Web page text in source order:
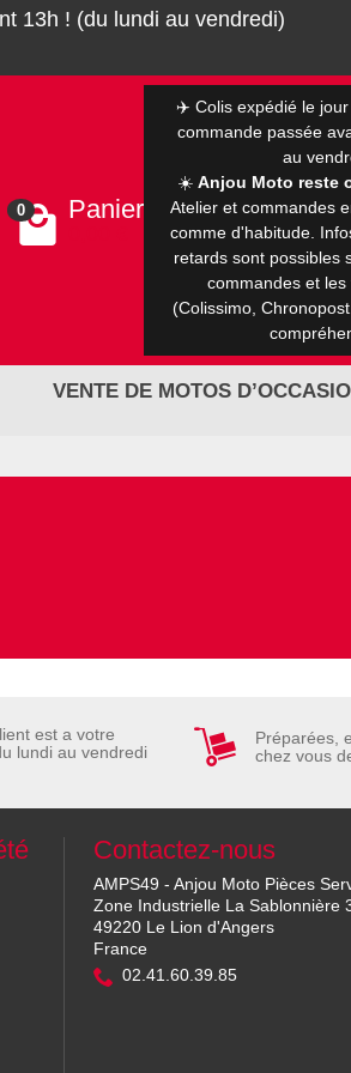
13h ! (du lundi au vendredi)
0 Panier
✈️ Colis expédié le
commande passée
au
☀️ Anjou Moto reste
Atelier et commandes
comme d'habitude.
retards sont possibles
commandes et
(Colissimo,
VENTE DE MOTOS
est a votre
lundi au vendredi
Préparées,
chez vous
Contactez-nous
AMPS49 - Anjou Moto Pièces
Zone Industrielle La Sablonnière
49220 Le Lion d'Angers
France
02.41.60.39.85